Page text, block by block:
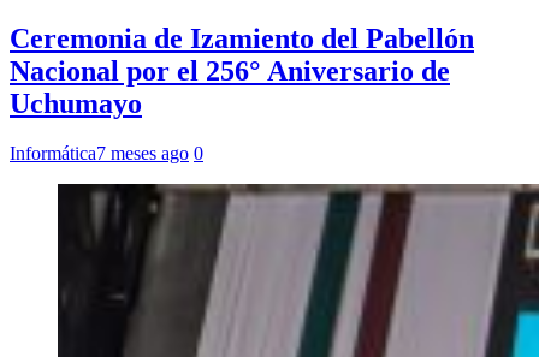
Ceremonia de Izamiento del Pabellón
Nacional por el 256° Aniversario de
Uchumayo
Informática7 meses ago 0